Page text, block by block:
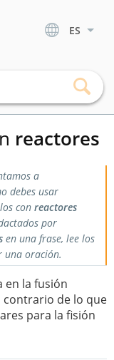
ES
reactores
a
debes usar
con reactores
por
en una frase, lee los
una oración.
en la fusión
contrario de lo que
para la fisión